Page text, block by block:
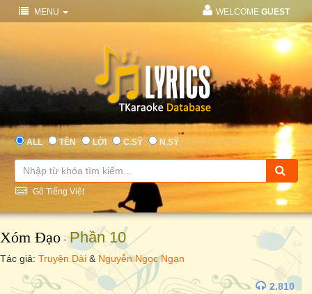
MENU WELCOME GUEST
ALL TÊN LỜI C.SỸ N.SỸ
Gõ Tiếng Việt
Xóm Đạo -Phần 10
Tác giả: Truyện Dài & Nguyễn Ngọc Ngạn
2.810